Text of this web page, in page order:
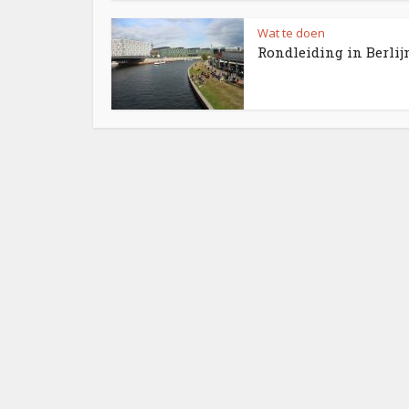
Wat te doen
Rondleiding in